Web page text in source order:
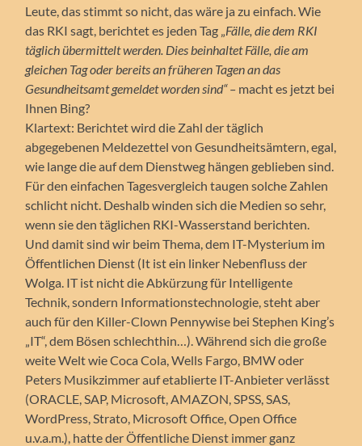
Leute, das stimmt so nicht, das wäre ja zu einfach. Wie
das RKI sagt, berichtet es jeden Tag „ Fälle, die dem RKI
täglich übermittelt werden. Dies beinhaltet Fälle, die am
gleichen Tag oder bereits an früheren Tagen an das
Gesundheitsamt gemeldet worden sind“ – macht es jetzt bei
Ihnen Bing?
Klartext: Berichtet wird die Zahl der täglich
abgegebenen Meldezettel von Gesundheitsämtern, egal,
wie lange die auf dem Dienstweg hängen geblieben sind.
Für den einfachen Tagesvergleich taugen solche Zahlen
schlicht nicht. Deshalb winden sich die Medien so sehr,
wenn sie den täglichen RKI-Wasserstand berichten.
Und damit sind wir beim Thema, dem IT-Mysterium im
Öffentlichen Dienst (It ist ein linker Nebenfluss der
Wolga. IT ist nicht die Abkürzung für Intelligente
Technik, sondern Informationstechnologie, steht aber
auch für den Killer-Clown Pennywise bei Stephen King’s
„IT“, dem Bösen schlechthin…). Während sich die große
weite Welt wie Coca Cola, Wells Fargo, BMW oder
Peters Musikzimmer auf etablierte IT-Anbieter verlässt
(ORACLE, SAP, Microsoft, AMAZON, SPSS, SAS,
WordPress, Strato, Microsoft Office, Open Office
u.v.a.m.), hatte der Öffentliche Dienst immer ganz